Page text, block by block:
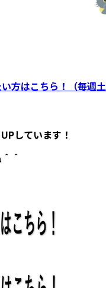
方はこちら！（毎週土
しています！
＾